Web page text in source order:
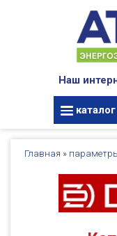
Наш
каталог
Главная »